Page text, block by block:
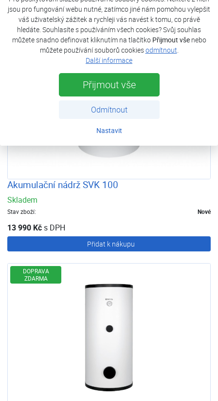
jsou pro fungování webu nutné, zatímco jiné nám pomohou vylepšit
váš uživatelský zážitek a rychleji vás navést k tomu, co právě
hledáte. Souhlasíte s používáním všech cookies? Svůj souhlas
můžete snadno definovat kliknutím na tlačítko Přijmout všenebo
můžete používání souborů cookiesodmítnout.
Další informace
Přijmout vše
Odmítnout
Nastavit
Odeslat poptávku
DOPRAVA
ZDARMA
Akumulační nádrž SVK 100
Skladem
Stav zboží: Nové
13 990 Kčs DPH
Přidat k nákupu
DOPRAVA
ZDARMA